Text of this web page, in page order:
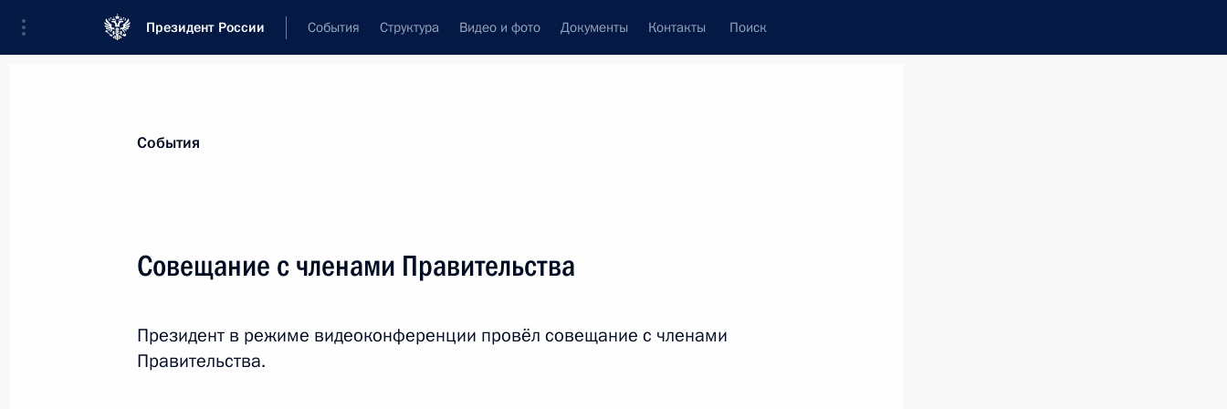
Президент России События Структура Видео и фото Документы Контакты Поиск
Федерации
Лента событий Подписаться на ленту
События
Совещание с членами Правительства
Президент в режиме видеоконференции провёл совещание с членами
Правительства.